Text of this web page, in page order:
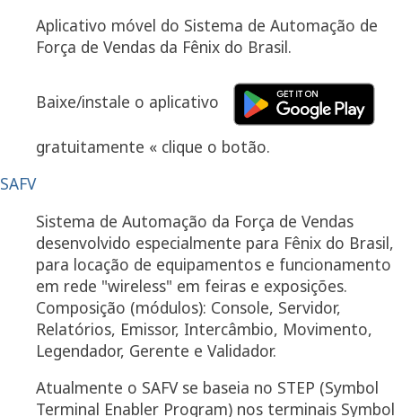
Aplicativo móvel do Sistema de Automação de
Força de Vendas da Fênix do Brasil.
Baixe/instale o aplicativo
gratuitamente « clique o botão.
SAFV
Sistema de Automação da Força de Vendas
desenvolvido especialmente para Fênix do Brasil,
para locação de equipamentos e funcionamento
em rede "wireless" em feiras e exposições.
Composição (módulos): Console, Servidor,
Relatórios, Emissor, Intercâmbio, Movimento,
Legendador, Gerente e Validador.
Atualmente o SAFV se baseia no STEP (Symbol
Terminal Enabler Program) nos terminais Symbol